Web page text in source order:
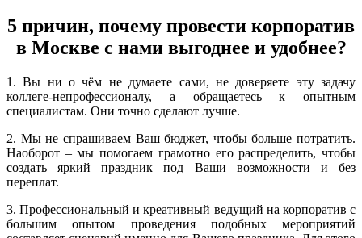
5 причин, почему провести корпоратив
в Москве с нами выгоднее и удобнее?
1. Вы ни о чём не думаете сами, не доверяете эту задачу
коллеге-непрофессионалу, а обращаетесь к опытным
специалистам. Они точно сделают лучше.
2. Мы не спрашиваем Ваш бюджет, чтобы больше потратить.
Наоборот – мы помогаем грамотно его распределить, чтобы
создать яркий праздник под Ваши возможности и без
переплат.
3. Профессиональный и креативный ведущий на корпоратив с
большим опытом проведения подобных мероприятий